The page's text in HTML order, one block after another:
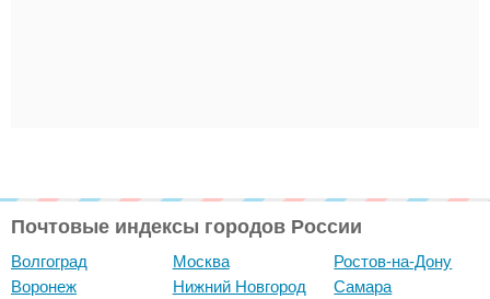
Почтовые индексы городов России
Волгоград
Воронеж
Москва
Нижний Новгород
Ростов-на-Дону
Самара